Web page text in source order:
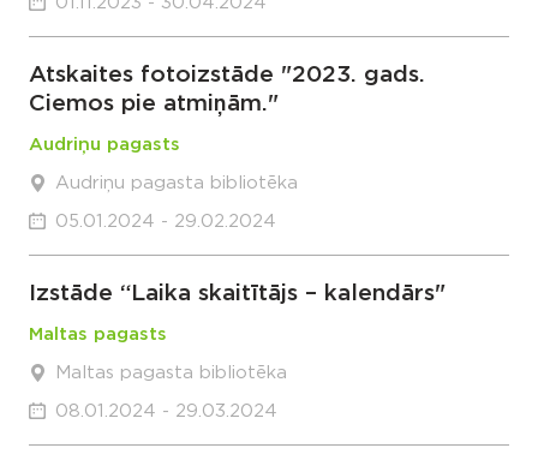
Atskaites fotoizstāde "2023. gads.
Ciemos pie atmiņām."
Audriņu pagasts
Audriņu pagasta bibliotēka
05.01.2024 - 29.02.2024
Izstāde “Laika skaitītājs – kalendārs"
Maltas pagasts
Maltas pagasta bibliotēka
08.01.2024 - 29.03.2024